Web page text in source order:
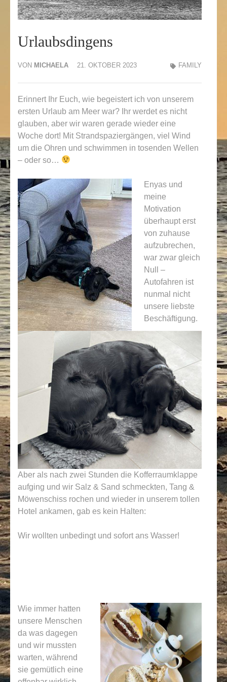
Urlaubsdingens
VON MICHAELA 21. OKTOBER 2023 FAMILY
Erinnert Ihr Euch, wie begeistert ich von unserem
ersten Urlaub am Meer war? Ihr werdet es nicht
glauben, aber wir waren gerade wieder eine
Woche dort! Mit Strandspaziergängen, viel Wind
um die Ohren und schwimmen in tosenden Wellen
– oder so…
Enyas und
meine
Motivation
überhaupt erst
von zuhause
aufzubrechen,
war zwar gleich
Null –
Autofahren ist
nunmal nicht
unsere liebste
Beschäftigung.
Aber als nach zwei Stunden die Kofferraumklappe
aufging und wir Salz & Sand schmeckten, Tang &
Möwenschiss rochen und wieder in unserem tollen
Hotel ankamen, gab es kein Halten:
Wir wollten unbedingt und sofort ans Wasser!
Wie immer hatten
unsere Menschen
da was dagegen
und wir mussten
warten, während
sie gemütlich eine